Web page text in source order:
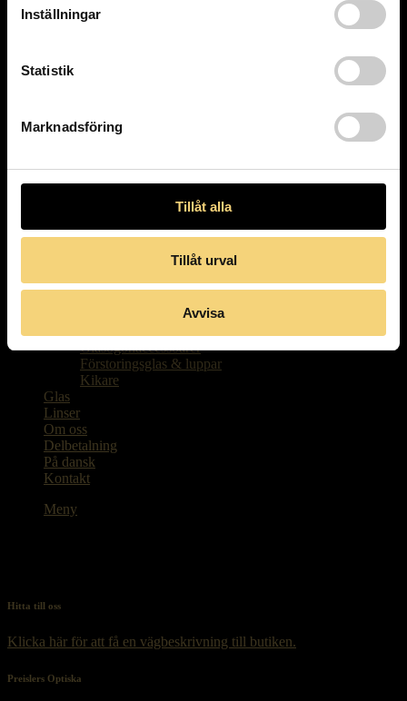
Inställningar
Statistik
Marknadsföring
Tillåt alla
Tillåt urval
Avvisa
Aktuellt
Solglasögon
Glasögonaccessoarer
Förstoringsglas & luppar
Kikare
Glas
Linser
Om oss
Delbetalning
På dansk
Kontakt
Meny
Hitta till oss
Klicka här för att få en vägbeskrivning till butiken.
Preislers Optiska